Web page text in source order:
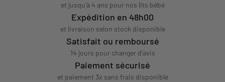
et jusqu'à 4 ans pour nos lits bébé
Expédition en 48h00
et livraison selon stock disponible
Satisfait ou remboursé
14 jours pour changer d'avis
Paiement sécurisé
et paiement 3x sans frais disponible